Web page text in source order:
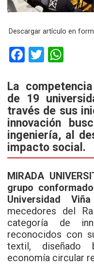
Descargar artículo en
F
ce
b
o
o
k
T
tt
er
at
s
A
p
p
La
de 19
través de sus
innovación
ingeniería, al
impacto social.
MIRADA
grupo
Universidad
mecedores del
categoría de
reconocidos con
textil, diseñado
economía circular